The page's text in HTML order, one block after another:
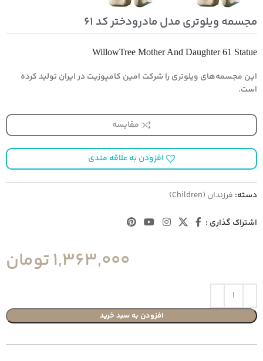
مجسمه ویلوتری مدل مادرودختر کد 61
WillowTree Mother And Daughter 61 Statue
این مجسمه‌های ویلوتری را شرکت امین کامپوزیت در ایران تولید کرده
است.
مقایسه
افزودن به علاقه مندی
دسته: فرزندان (Children)
اشتراک گذاری :
1,363,000تومان
افزودن به سبد خرید